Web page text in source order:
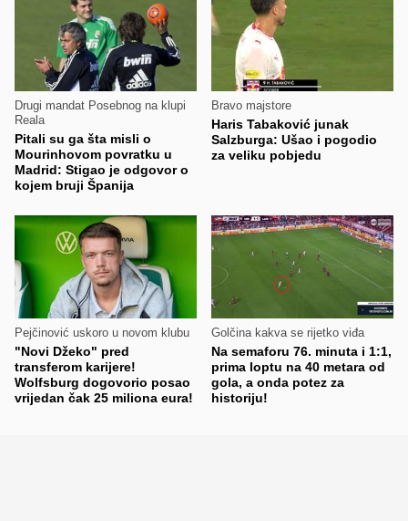
Drugi mandat Posebnog na klupi
Reala
Pitali su ga šta misli o
Mourinhovom povratku u
Madrid: Stigao je odgovor o
kojem bruji Španija
Bravo majstore
Haris Tabaković junak
Salzburga: Ušao i pogodio
za veliku pobjedu
Pejčinović uskoro u novom klubu
"Novi Džeko" pred
transferom karijere!
Wolfsburg dogovorio posao
vrijedan čak 25 miliona eura!
Golčina kakva se rijetko viđa
Na semaforu 76. minuta i 1:1,
prima loptu na 40 metara od
gola, a onda potez za
historiju!